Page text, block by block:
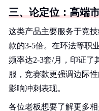
三、论定位：高端
这类产品主要服务于竞
款的3-5倍。在环法等职
频率达2-3套/月，印证了
服，竞赛款更强调边际
影响冲刺表现。
各位老板想要了解更多